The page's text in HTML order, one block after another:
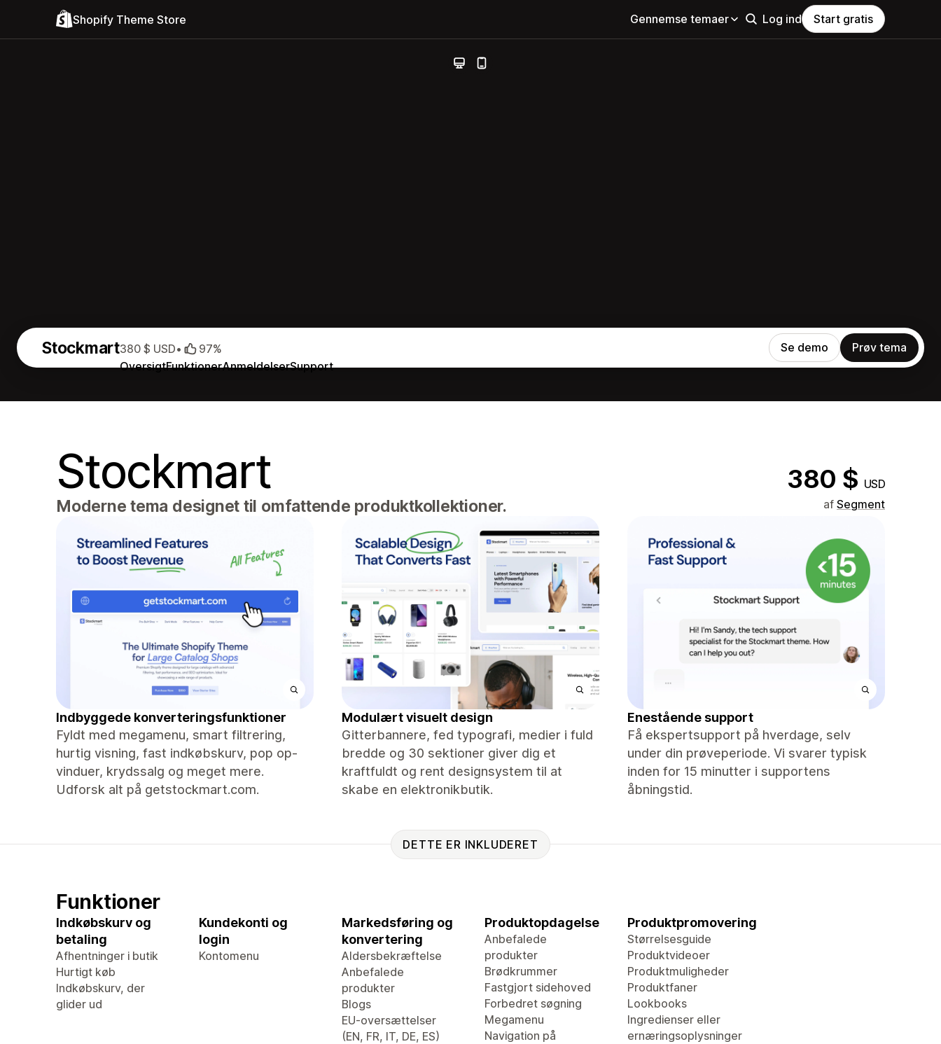
Shopify Theme Store Gennemse temaer Log ind Start gratis
Stockmart
OversigtFunktionerAnmeldelserSupport
380 $ USD• 97% Se demo Prøv tema
Stockmart 380 $ USD
Moderne tema designet til omfattende produktkollektioner. af Segment
Indbyggede konverteringsfunktioner
Fyldt med megamenu, smart filtrering,
hurtig visning, fast indkøbskurv, pop op-
vinduer, krydssalg og meget mere.
Udforsk alt på getstockmart.com.
Modulært visuelt design
Gitterbannere, fed typografi, medier i fuld
bredde og 30 sektioner giver dig et
kraftfuldt og rent designsystem til at
skabe en elektronikbutik.
Enestående support
Få ekspertsupport på hverdage, selv
under din prøveperiode. Vi svarer typisk
inden for 15 minutter i supportens
åbningstid.
DETTE ER INKLUDERET
Funktioner
Indkøbskurv og
betaling
Afhentninger i butik
Hurtigt køb
Indkøbskurv, der
glider ud
Kundekonti og
login
Kontomenu
Markedsføring og
konvertering
Aldersbekræftelse
Anbefalede
produkter
Blogs
EU-oversættelser
(EN, FR, IT, DE, ES)
Produktopdagelse
Anbefalede
produkter
Brødkrummer
Fastgjort sidehoved
Forbedret søgning
Megamenu
Navigation på
Produktpromovering
Størrelsesguide
Produktvideoer
Produktmuligheder
Produktfaner
Lookbooks
Ingredienser eller
ernæringsoplysninger